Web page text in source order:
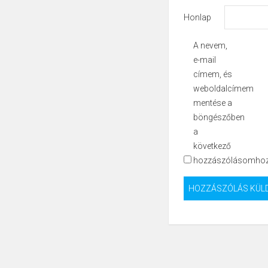
Honlap
A nevem,
e-mail
címem, és
weboldalcímem
mentése a
böngészőben
a
következő